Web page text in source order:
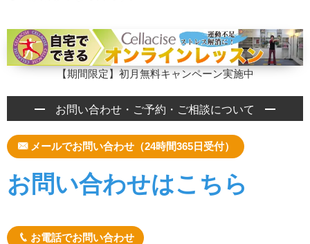
【期間限定】初月無料キャンペーン実施中
お問い合わせ・ご予約・ご相談について
メールでお問い合わせ（24時間365日受付）
お問い合わせはこちら
お電話でお問い合わせ